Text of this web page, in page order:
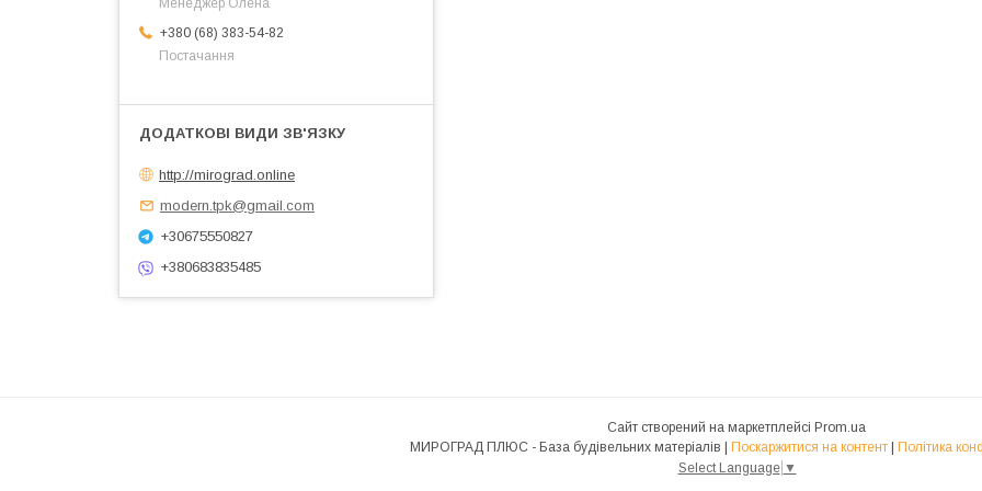
Менеджер Олена
+380 (68) 383-54-82
Постачання
http://mirograd.online
modern.tpk@gmail.com
+30675550827
+380683835485
Сайт створений на маркетплейсі Prom.ua
МИРОГРАД ПЛЮС - База будівельних матеріалів | Поскаржитися на контент | Політика
Select Language ▼